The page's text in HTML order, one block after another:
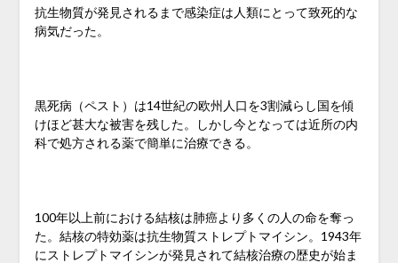
抗生物質が発見されるまで感染症は人類にとって致死的な
病気だった。
黒死病（ペスト）は14世紀の欧州人口を3割減らし国を傾
けほど甚大な被害を残した。しかし今となっては近所の内
科で処方される薬で簡単に治療できる。
100年以上前における結核は肺癌より多くの人の命を奪っ
た。結核の特効薬は抗生物質ストレプトマイシン。1943年
にストレプトマイシンが発見されて結核治療の歴史が始ま